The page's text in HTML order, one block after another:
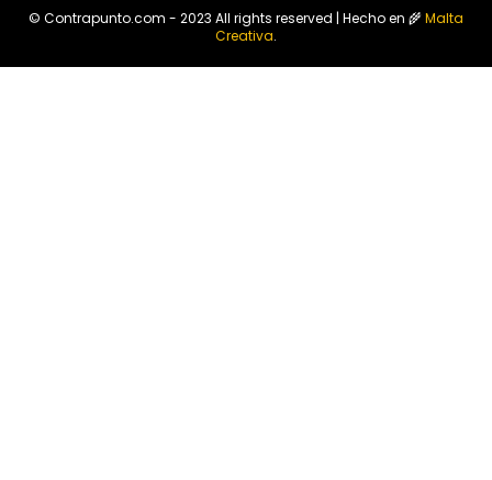
© Contrapunto.com - 2023 All rights reserved | Hecho en 🌾Malta
Creativa.